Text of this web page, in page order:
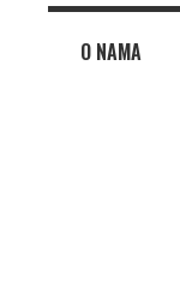
O NAMA